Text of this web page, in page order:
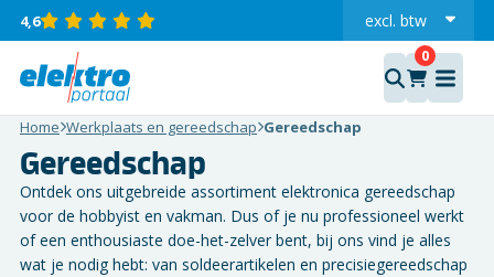
4,6 excl. btw
incl.
Home Werkplaats en gereedschap Gereedschap
Gereedschap
Ontdek ons uitgebreide assortiment elektronica gereedschap
voor de hobbyist en vakman. Dus of je nu professioneel werkt
of een enthousiaste doe-het-zelver bent, bij ons vind je alles
wat je nodig hebt: van soldeerartikelen en precisiegereedschap